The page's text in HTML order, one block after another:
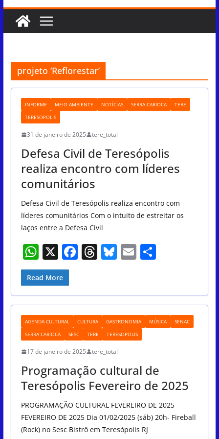
projeto ‘Reflorestar’
INFORME MEIO AMBIENTE NOTÍCIAS SERRA CARIOCA
TERE
TERESOPOLIS
31 de janeiro de 2025 tere_total
Defesa Civil de Teresópolis
realiza encontro com líderes
comunitários
Defesa Civil de Teresópolis realiza encontro com
líderes comunitários Com o intuito de estreitar os
laços entre a Defesa Civil
W
h
at
s
A
p
p
X F
e
b
o
o
k
T
a
d
s
Bl
sk
y
E
l
S
e
Read More
AGENDA CULTURAL CULTURA GASTRONOMIA MÚSICA
SENAC
SERRA CARIOCA
SESC TERE TERESOPOLIS
17 de janeiro de 2025 tere_total
Programação cultural de
Teresópolis Fevereiro de 2025
PROGRAMAÇÃO CULTURAL FEVEREIRO DE 2025
FEVEREIRO DE 2025 Dia 01/02/2025 (sáb) 20h- Fireball
(Rock) no Sesc Bistrô em Teresópolis RJ